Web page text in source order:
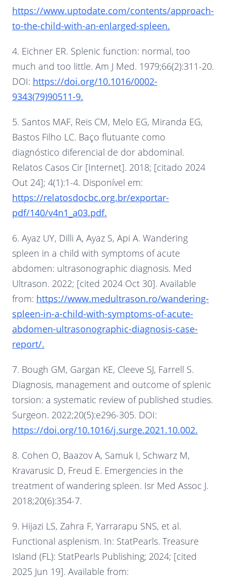
https://www.uptodate.com/contents/approach-
to-the-child-with-an-enlarged-spleen.
4. Eichner ER. Splenic function: normal, too
much and too little. Am J Med. 1979;66(2):311-20.
DOI: https://doi.org/10.1016/0002-
9343(79)90511-9.
5. Santos MAF, Reis CM, Melo EG, Miranda EG,
Bastos Filho LC. Baço flutuante como
diagnóstico diferencial de dor abdominal.
Relatos Casos Cir [Internet]. 2018; [citado 2024
Out 24]; 4(1):1-4. Disponível em:
https://relatosdocbc.org.br/exportar-
pdf/140/v4n1_a03.pdf.
6. Ayaz UY, Dilli A, Ayaz S, Api A. Wandering
spleen in a child with symptoms of acute
abdomen: ultrasonographic diagnosis. Med
Ultrason. 2022; [cited 2024 Oct 30]. Available
from: https://www.medultrason.ro/wandering-
spleen-in-a-child-with-symptoms-of-acute-
abdomen-ultrasonographic-diagnosis-case-
report/.
7. Bough GM, Gargan KE, Cleeve SJ, Farrell S.
Diagnosis, management and outcome of splenic
torsion: a systematic review of published studies.
Surgeon. 2022;20(5):e296-305. DOI:
https://doi.org/10.1016/j.surge.2021.10.002.
8. Cohen O, Baazov A, Samuk I, Schwarz M,
Kravarusic D, Freud E. Emergencies in the
treatment of wandering spleen. Isr Med Assoc J.
2018;20(6):354-7.
9. Hijazi LS, Zahra F, Yarrarapu SNS, et al.
Functional asplenism. In: StatPearls. Treasure
Island (FL): StatPearls Publishing; 2024; [cited
2025 Jun 19]. Available from: